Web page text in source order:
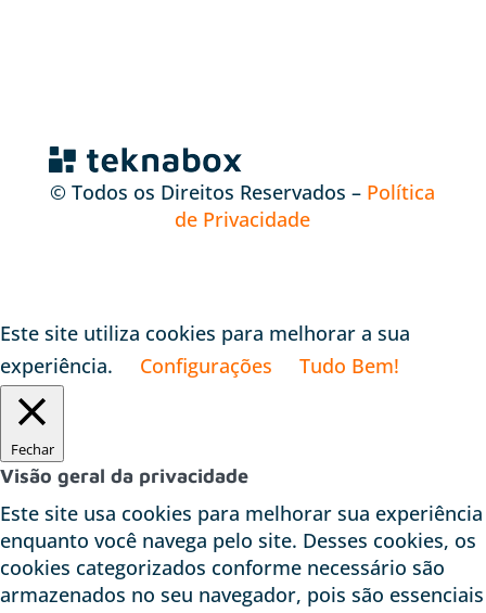
© Todos os Direitos Reservados – Política
de Privacidade
Este site utiliza cookies para melhorar a sua
experiência.
Configurações Tudo Bem!
Fechar
Visão geral da privacidade
Este site usa cookies para melhorar sua experiência
enquanto você navega pelo site. Desses cookies, os
cookies categorizados conforme necessário são
armazenados no seu navegador, pois são essenciais